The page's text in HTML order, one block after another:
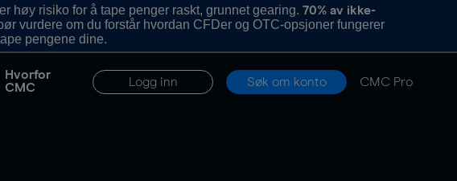
høy risiko for å tape penger raskt, grunnet gearing.70% av ikke-
vurdere om du forstår hvordan CFDer og OTC-opsjoner fungerer
pengene dine.
Hvorfor
CMC
Logg inn Søk om konto CMC Pro